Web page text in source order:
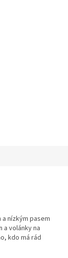
nízkým pasem
a volánky na
kdo má rád